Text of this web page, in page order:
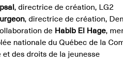
, directrice de création, LG2
, directrice de création,
de Habib El Hage,
nationale du Québec de la
et des droits de la jeunesse